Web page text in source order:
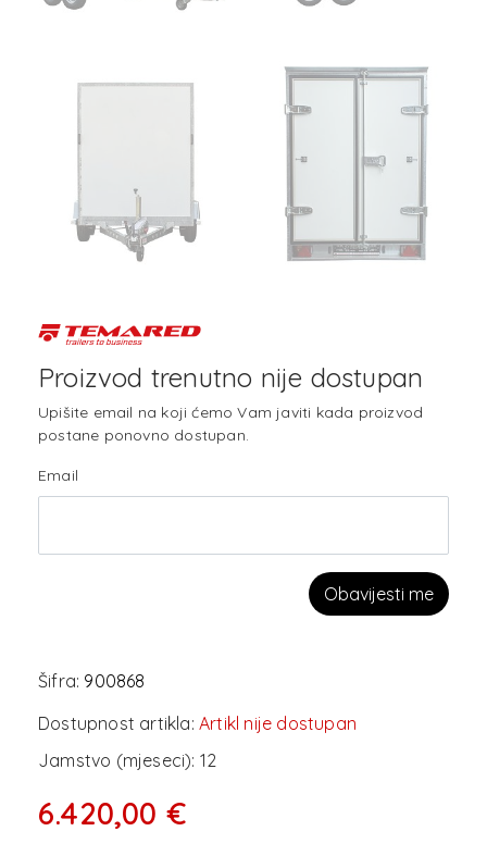
Proizvod trenutno nije dostupan
Upišite email na koji ćemo Vam javiti kada proizvod
postane ponovno dostupan.
Email
Obavijesti me
Šifra: 900868
Dostupnost artikla: Artikl nije dostupan
Jamstvo (mjeseci): 12
6.420,00 €